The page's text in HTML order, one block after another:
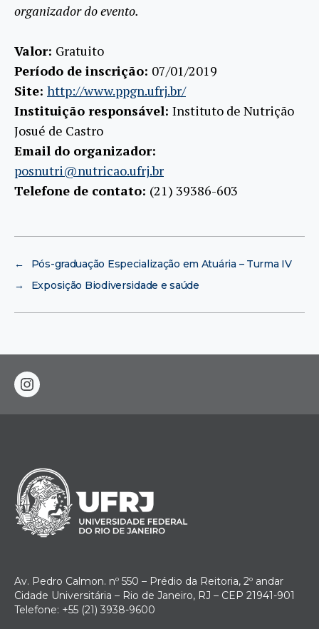
organizador do evento.
Valor: Gratuito
Período de inscrição: 07/01/2019
Site: http://www.ppgn.ufrj.br/
Instituição responsável: Instituto de Nutrição
Josué de Castro
Email do organizador:
posnutri@nutricao.ufrj.br
Telefone de contato: (21) 39386-603
←
Pós-graduação Especialização em Atuária – Turma IV
→
Exposição Biodiversidade e saúde
instagram
Av. Pedro Calmon. nº 550 – Prédio da Reitoria, 2º andar
Cidade Universitária – Rio de Janeiro, RJ – CEP 21941-901
Telefone: +55 (21) 3938-9600